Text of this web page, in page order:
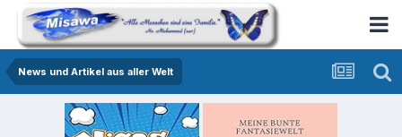
News und Artikel aus aller Welt